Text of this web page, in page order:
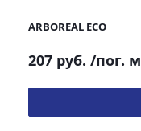
ARBOREAL ECO
207 руб. /пог. м